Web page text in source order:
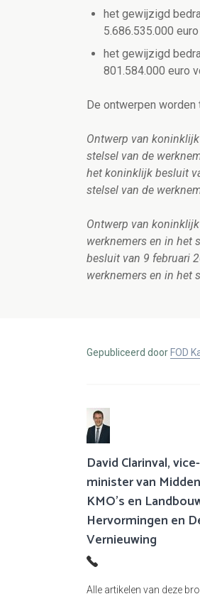
het gewijzigd
5.686.535.000
het gewijzigd
801.584.000 euro
De ontwerpen
Ontwerp van
stelsel van de
het koninklijk besluit
stelsel van de
Ontwerp van
werknemers en in het
besluit van 9 februari
werknemers en in het
Gepubliceerd door FOD
David Clarinval,
minister van
KMO’s en
Hervormingen en
Vernieuwing
Alle artikelen van deze